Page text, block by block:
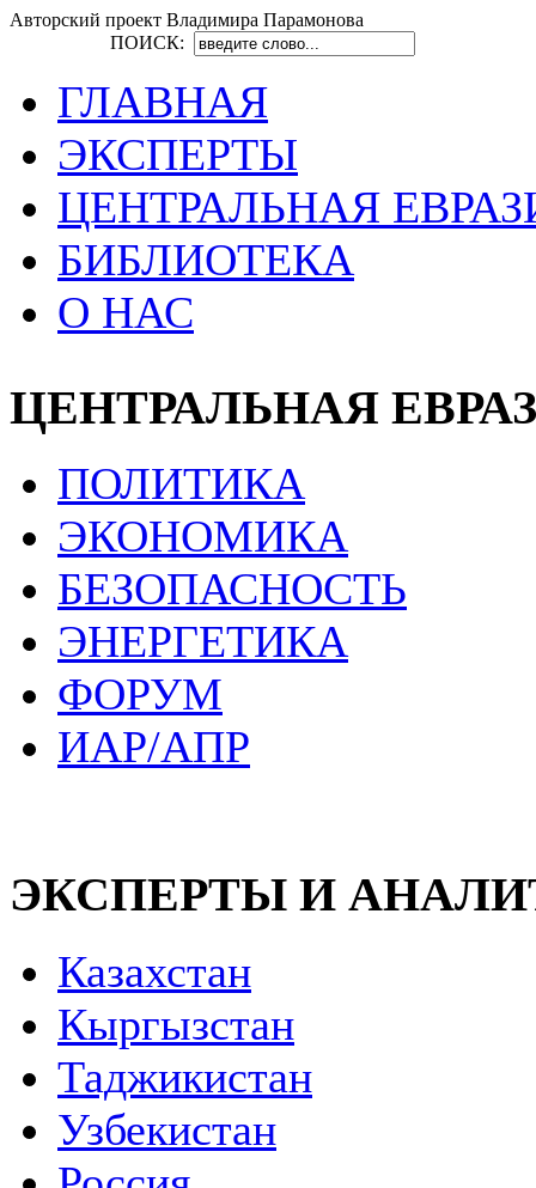
Авторский проект Владимира Парамонова
ПОИСК:
ГЛАВНАЯ
ЭКСПЕРТЫ
ЦЕНТРАЛЬНАЯ
БИБЛИОТЕКА
О НАС
ЦЕНТРАЛЬНАЯ
ПОЛИТИКА
ЭКОНОМИКА
БЕЗОПАСНОСТЬ
ЭНЕРГЕТИКА
ФОРУМ
ИАР/АПР
ЭКСПЕРТЫ И
Казахстан
Кыргызстан
Таджикистан
Узбекистан